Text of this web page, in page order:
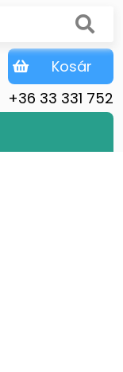
+36 33 331 752
Kosár